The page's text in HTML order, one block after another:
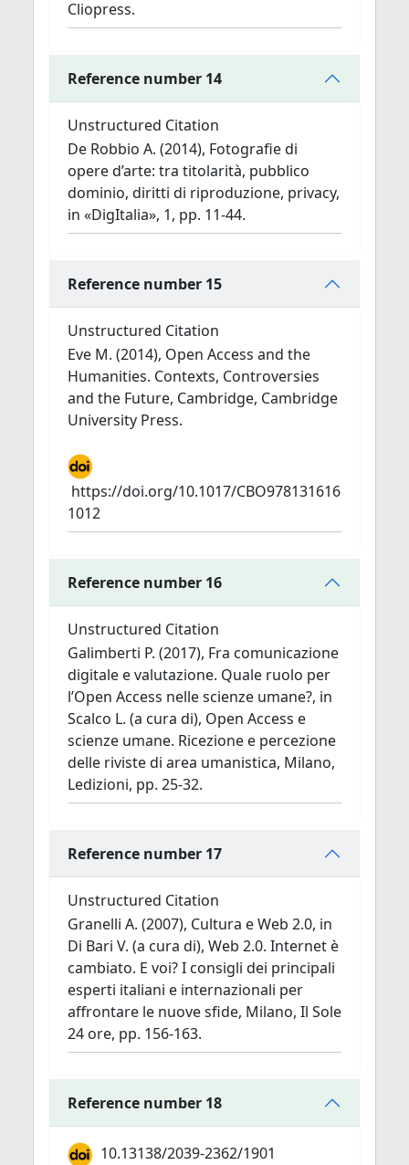
Cliopress.
Reference number 14
Unstructured Citation
De Robbio A. (2014), Fotografie di
opere d’arte: tra titolarità, pubblico
dominio, diritti di riproduzione, privacy,
in «DigItalia», 1, pp. 11-44.
Reference number 15
Unstructured Citation
Eve M. (2014), Open Access and the
Humanities. Contexts, Controversies
and the Future, Cambridge, Cambridge
University Press.
https://doi.org/10.1017/CBO978131616
1012
Reference number 16
Unstructured Citation
Galimberti P. (2017), Fra comunicazione
digitale e valutazione. Quale ruolo per
l’Open Access nelle scienze umane?, in
Scalco L. (a cura di), Open Access e
scienze umane. Ricezione e percezione
delle riviste di area umanistica, Milano,
Ledizioni, pp. 25-32.
Reference number 17
Unstructured Citation
Granelli A. (2007), Cultura e Web 2.0, in
Di Bari V. (a cura di), Web 2.0. Internet è
cambiato. E voi? I consigli dei principali
esperti italiani e internazionali per
affrontare le nuove sfide, Milano, Il Sole
24 ore, pp. 156-163.
Reference number 18
10.13138/2039-2362/1901